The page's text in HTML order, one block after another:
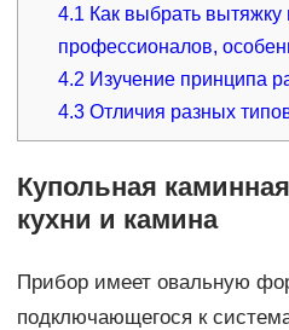
4.1 Как выбрать вытяжку
профессионалов,
4.2 Изучение принципа
4.3 Отличия разных
Купольная
кухни и камина
Прибор имеет овальную
подключающегося к